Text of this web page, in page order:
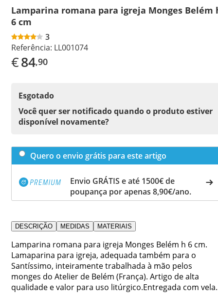
Lamparina romana para igreja Monges Belém
6 cm
3
Referência: LL001074
€84,90
Esgotado
Você quer ser notificado quando o produto estiver
disponível novamente?
Quero o envio grátis para este artigo
Envio GRÁTIS e até 1500€ de
poupança por apenas 8,90€/ano.
DESCRIÇÃO MEDIDAS MATERIAIS
Lamparina romana para igreja Monges Belém h 6 cm.
Lamaparina para igreja, adequada também para o
Santíssimo, inteiramente trabalhada à mão pelos
monges do Atelier de Belém (França). Artigo de alta
qualidade e valor para uso litúrgico.Entregada com vela.